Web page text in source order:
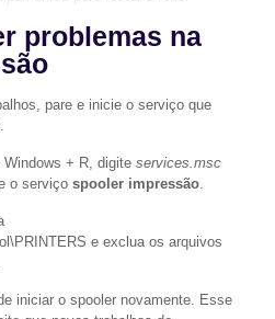
problemas na
pare e inicie o serviço que
Windows + R, digite services.msc
o serviço spooler impressão.
e exclua os arquivos
iniciar o spooler novamente. Esse